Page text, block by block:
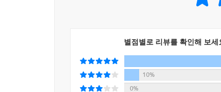
별점별로 리뷰를 확인해 보세
10%
0%